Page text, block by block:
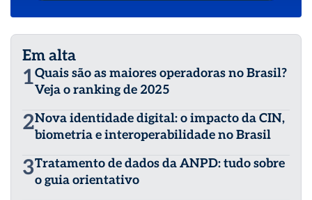
Em alta
1Quais são as maiores operadoras no Brasil?
Veja o ranking de 2025
2Nova identidade digital: o impacto da CIN,
biometria e interoperabilidade no Brasil
3Tratamento de dados da ANPD: tudo sobre
o guia orientativo